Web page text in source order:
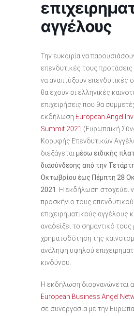
αγγέλους
Την ευκαιρία να
επενδυτικές τους προτάσεις
να αναπτύξουν επενδυτικές
θα έχουν οι ελληνικές
επιχειρήσεις που θα
εκδήλωση European Angel
Summit 2021 (Ευρωπαϊκή
Κορυφής Επενδυτικών
διεξάγεται μέσω ειδικής
διασύνδεσης από την
Οκτωβρίου έως Πέμπτη 28
2021
. Η εκδήλωση στοχεύει
προσκήνιο τους
επιχειρηματικούς αγγέλους
αναδείξει το σημαντικό
χρηματοδότηση της
ανάληψη υψηλού
κινδύνου.
Η εκδήλωση διοργανώνεται
European Business Angel
σε συνεργασία με την